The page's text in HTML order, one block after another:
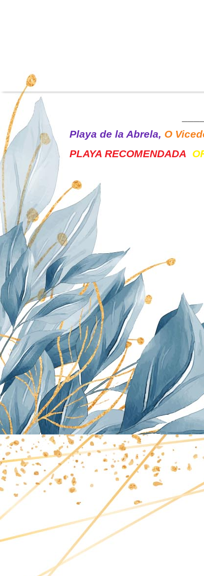
Playa de la Abrela, O
PLAYA RECOMENDADA
PLAYA DE LA ABRELA 1